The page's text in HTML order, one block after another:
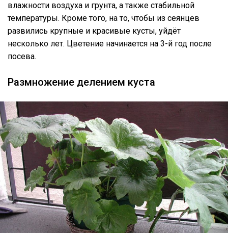
влажности воздуха и грунта, а также стабильной
температуры. Кроме того, на то, чтобы из сеянцев
развились крупные и красивые кусты, уйдёт
несколько лет. Цветение начинается на 3-й год после
посева.
Размножение делением куста